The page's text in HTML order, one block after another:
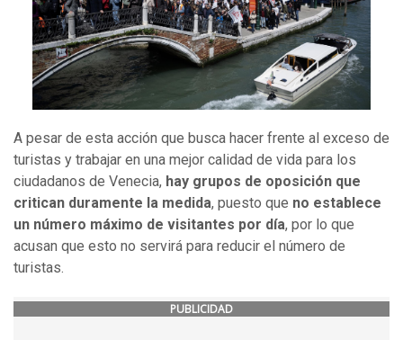
A pesar de esta acción que busca hacer frente al exceso de
turistas y trabajar en una mejor calidad de vida para los
ciudadanos de Venecia, hay grupos de oposición que
critican duramente la medida, puesto que no establece
un número máximo de visitantes por día, por lo que
acusan que esto no servirá para reducir el número de
turistas.
PUBLICIDAD